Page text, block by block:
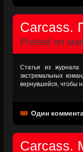
Carcass.
Posted on
Статья из журнала
экстремальных
вернувшейся, чтобы
Один
Carcass.